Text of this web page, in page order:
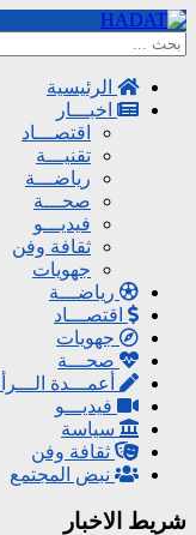
الرئيسية
اخبـــار
اقتصـــاد
تقنيـــة
رياضـــة
صحـــة
فيديـــو
ثقافة وفن
جهويات
رياضـــة
اقتصـــاد
جهويات
صحـــة
أعمـــدة
فيديـــو
سياسة
ثقافة وفن
نبض المجتمع
شريط الاخبار